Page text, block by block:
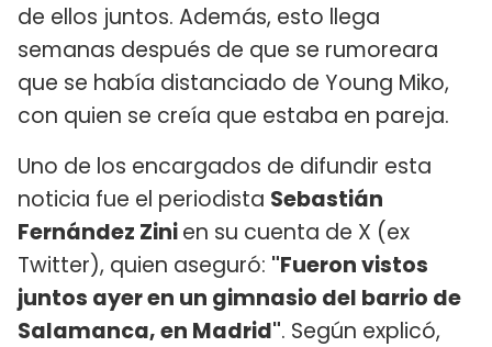
de ellos juntos. Además, esto llega
semanas después de que se rumoreara
que se había distanciado de Young Miko,
con quien se creía que estaba en pareja.
Uno de los encargados de difundir esta
noticia fue el periodista Sebastián
Fernández Zinien su cuenta de X (ex
Twitter), quien aseguró: "Fueron vistos
juntos ayer en un gimnasio del barrio de
Salamanca, en Madrid". Según explicó,